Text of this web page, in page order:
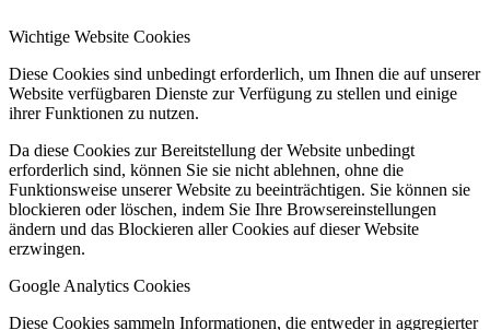
Wichtige Website Cookies
Diese Cookies sind unbedingt erforderlich, um Ihnen die auf unserer
Website verfügbaren Dienste zur Verfügung zu stellen und einige
ihrer Funktionen zu nutzen.
Da diese Cookies zur Bereitstellung der Website unbedingt
erforderlich sind, können Sie sie nicht ablehnen, ohne die
Funktionsweise unserer Website zu beeinträchtigen. Sie können sie
blockieren oder löschen, indem Sie Ihre Browsereinstellungen
ändern und das Blockieren aller Cookies auf dieser Website
erzwingen.
Google Analytics Cookies
Diese Cookies sammeln Informationen, die entweder in aggregierter